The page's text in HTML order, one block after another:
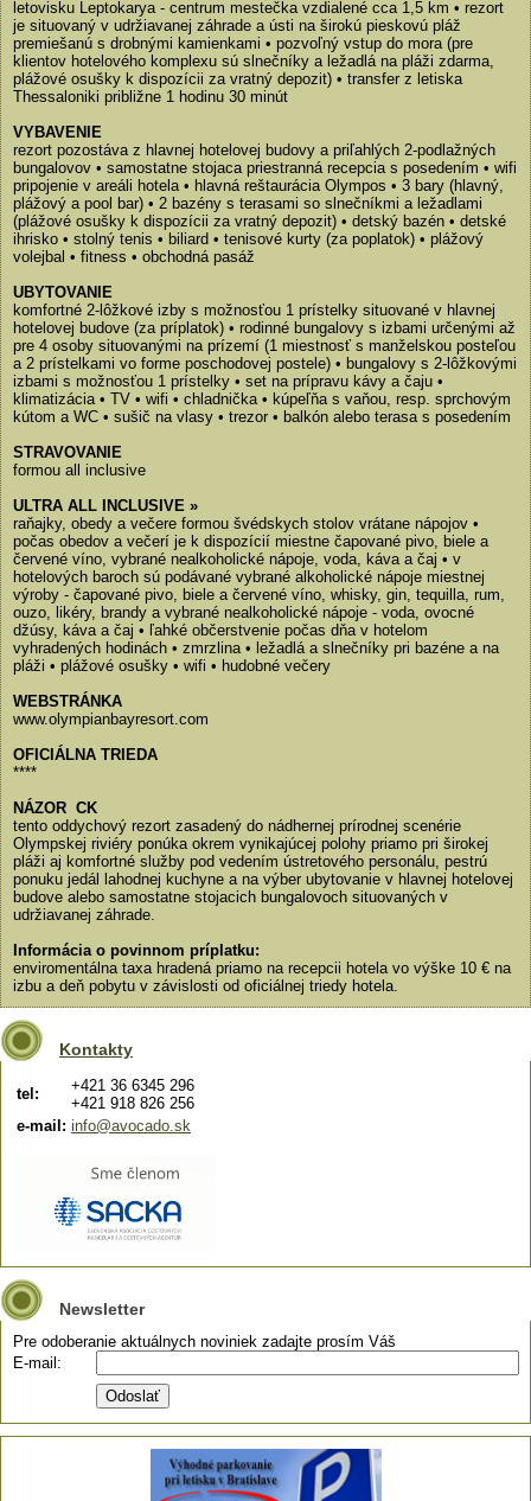
letovisku Leptokarya - centrum mestečka vzdialené cca 1,5 km • rezort
je situovaný v udržiavanej záhrade a ústi na širokú pieskovú pláž
premiešanú s drobnými kamienkami • pozvoľný vstup do mora (pre
klientov hotelového komplexu sú slnečníky a ležadlá na pláži zdarma,
plážové osušky k dispozícii za vratný depozit) • transfer z letiska
Thessaloniki približne 1 hodinu 30 minút
VYBAVENIE
rezort pozostáva z hlavnej hotelovej budovy a priľahlých 2-podlažných
bungalovov • samostatne stojaca priestranná recepcia s posedením • wifi
pripojenie v areáli hotela • hlavná reštaurácia Olympos • 3 bary (hlavný,
plážový a pool bar) • 2 bazény s terasami so slnečníkmi a ležadlami
(plážové osušky k dispozícii za vratný depozit) • detský bazén • detské
ihrisko • stolný tenis • biliard • tenisové kurty (za poplatok) • plážový
volejbal • fitness • obchodná pasáž
UBYTOVANIE
komfortné 2-lôžkové izby s možnosťou 1 prístelky situované v hlavnej
hotelovej budove (za príplatok) • rodinné bungalovy s izbami určenými až
pre 4 osoby situovanými na prízemí (1 miestnosť s manželskou posteľou
a 2 prístelkami vo forme poschodovej postele) • bungalovy s 2-lôžkovými
izbami s možnosťou 1 prístelky • set na prípravu kávy a čaju •
klimatizácia • TV • wifi • chladnička • kúpeľňa s vaňou, resp. sprchovým
kútom a WC • sušič na vlasy • trezor • balkón alebo terasa s posedením
STRAVOVANIE
formou all inclusive
ULTRA ALL INCLUSIVE »
raňajky, obedy a večere formou švédskych stolov vrátane nápojov •
počas obedov a večerí je k dispozícií miestne čapované pivo, biele a
červené víno, vybrané nealkoholické nápoje, voda, káva a čaj • v
hotelových baroch sú podávané vybrané alkoholické nápoje miestnej
výroby - čapované pivo, biele a červené víno, whisky, gin, tequilla, rum,
ouzo, likéry, brandy a vybrané nealkoholické nápoje - voda, ovocné
džúsy, káva a čaj • ľahké občerstvenie počas dňa v hotelom
vyhradených hodinách • zmrzlina • ležadlá a slnečníky pri bazéne a na
pláži • plážové osušky • wifi • hudobné večery
WEBSTRÁNKA
www.olympianbayresort.com
OFICIÁLNA TRIEDA
****
NÁZOR CK
tento oddychový rezort zasadený do nádhernej prírodnej scenérie
Olympskej riviéry ponúka okrem vynikajúcej polohy priamo pri širokej
pláži aj komfortné služby pod vedením ústretového personálu, pestrú
ponuku jedál lahodnej kuchyne a na výber ubytovanie v hlavnej hotelovej
budove alebo samostatne stojacich bungalovoch situovaných v
udržiavanej záhrade.
Informácia o povinnom príplatku:
enviromentálna taxa hradená priamo na recepcii hotela vo výške 10 € na
izbu a deň pobytu v závislosti od oficiálnej triedy hotela.
Kontakty
tel:
+421 36 6345 296
+421 918 826 256
e-mail: info@avocado.sk
Newsletter
Pre odoberanie aktuálnych noviniek zadajte prosím Váš
E-mail: